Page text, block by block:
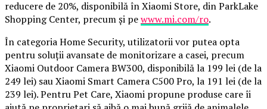
reducere de 20%, disponibilă în Xiaomi Store, din ParkLake
Shopping Center, precum și pewww.mi.com/ro.
În categoria Home Security, utilizatorii vor putea opta
pentru soluții avansate de monitorizare a casei, precum
Xiaomi Outdoor Camera BW300, disponibilă la 199 lei (de la
249 lei) sau Xiaomi Smart Camera C500 Pro, la 191 lei (de la
239 lei). Pentru Pet Care, Xiaomi propune produse care îi